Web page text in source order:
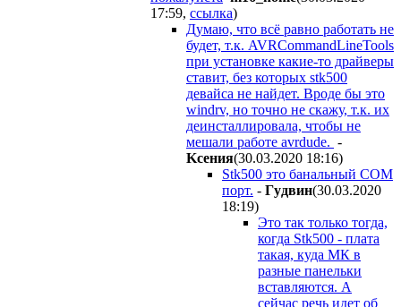
17:59, ссылка)
Думаю, что всё равно работать не
будет, т.к. AVRCommandLineTools
при установке какие-то драйверы
ставит, без которых stk500
девайса не найдет. Вроде бы это
windrv, но точно не скажу, т.к. их
деинсталлировала, чтобы не
мешали работе avrdude. -
Kceния(30.03.2020 18:16)
Stk500 это банальный COM
порт. - Гyдвин(30.03.2020
18:19)
Это так только тогда,
когда Stk500 - плата
такая, куда МК в
разные панельки
вставляются. А
сейчас речь идет об